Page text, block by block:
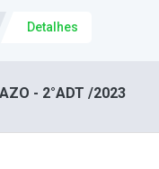
Detalhes
- 2°ADT /2023